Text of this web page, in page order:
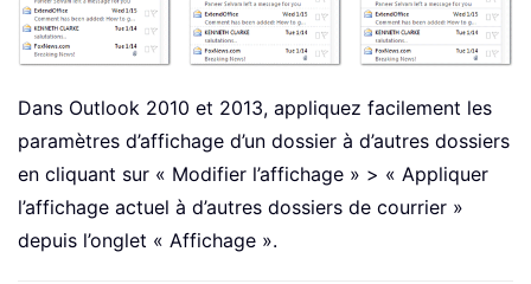
Dans Outlook 2010 et 2013, appliquez facilement les
paramètres d’affichage d’un dossier à d’autres dossiers
en cliquant sur « Modifier l’affichage » > « Appliquer
l’affichage actuel à d’autres dossiers de courrier »
depuis l’onglet « Affichage ».